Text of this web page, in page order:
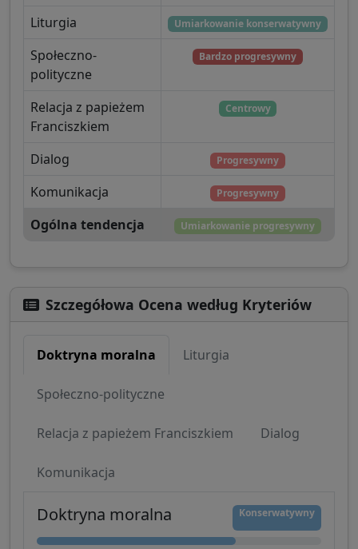
Liturgia Umiarkowanie konserwatywny
Społeczno-
polityczne
Bardzo progresywny
Relacja z papieżem
Franciszkiem
Centrowy
Dialog Progresywny
Komunikacja Progresywny
Ogólna tendencja Umiarkowanie progresywny
Szczegółowa Ocena według Kryteriów
Doktryna moralna Liturgia
Społeczno-polityczne
Relacja z papieżem Franciszkiem Dialog
Komunikacja
Doktryna moralna Konserwatywny